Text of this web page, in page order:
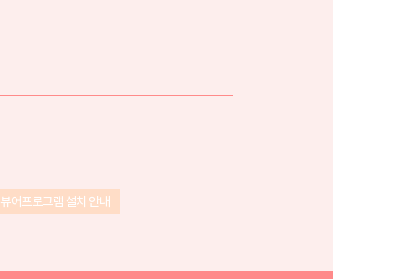
뷰어프로그램 설치 안내